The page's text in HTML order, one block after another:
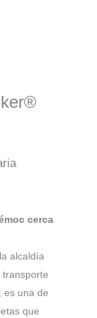
cerca
alcaldía
es una de
que